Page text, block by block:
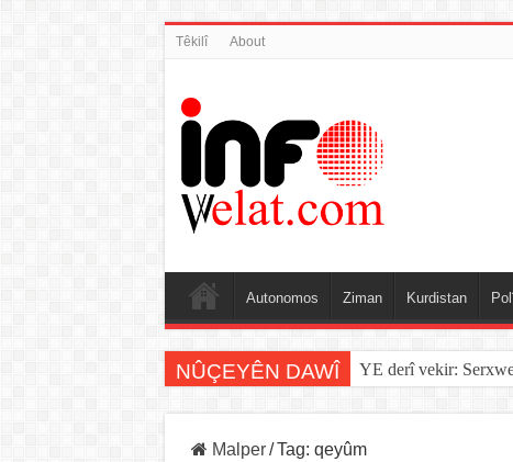
Têkilî About
Autonomos Ziman Kurdistan
NÛÇEYÊN DAWÎ YE derî vekir:
Malper / Tag: qeyûm